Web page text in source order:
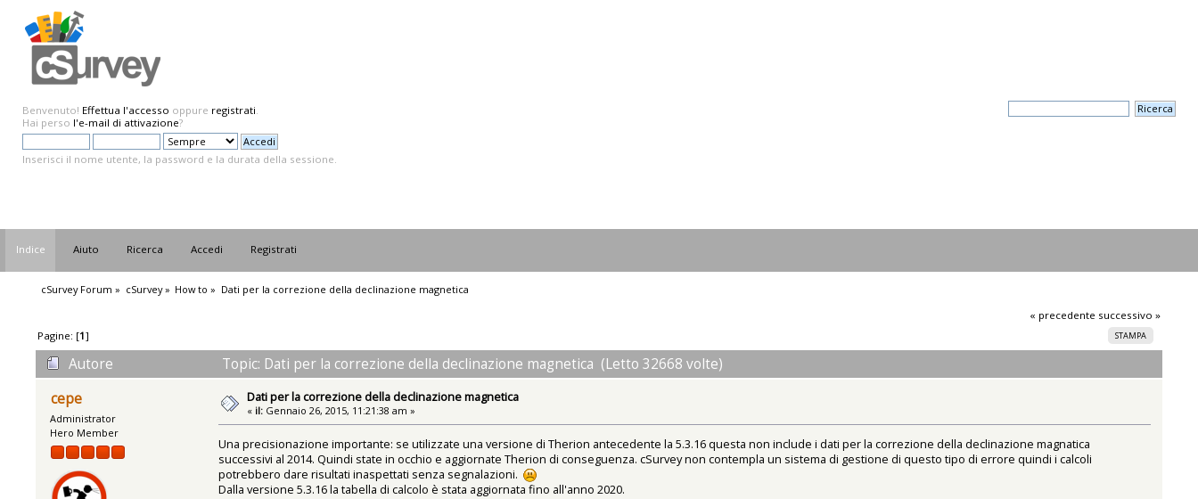
Benvenuto! Effettua l'accesso oppure registrati.
Hai perso l'e-mail di attivazione?
Inserisci il nome utente, la password e la durata della sessione.
Indice Aiuto Ricerca Accedi Registrati
cSurvey Forum » cSurvey» How to » Dati per la correzione della declinazione magnetica
« precedente successivo »
STAMPA
Pagine: [1]
Autore
Topic: Dati per la correzione della declinazione magnetica (Letto 32668 volte)
cepe
Administrator
Hero Member
Dati per la correzione della declinazione magnetica
« il: Gennaio 26, 2015, 11:21:38 am »
Una precisionazione importante: se utilizzate una versione di Therion antecedente la 5.3.16 questa non include i dati per la correzione della declinazione magnatica
successivi al 2014. Quindi state in occhio e aggiornate Therion di conseguenza. cSurvey non contempla un sistema di gestione di questo tipo di errore quindi i calcoli
potrebbero dare risultati inaspettati senza segnalazioni.
Dalla versione 5.3.16 la tabella di calcolo è stata aggiornata fino all'anno 2020.